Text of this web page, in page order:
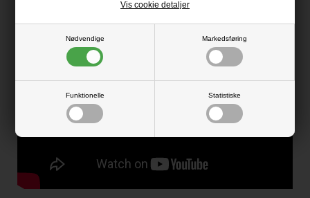
Nødvendige Markedsføring
Funktionelle Statistiske
Vis cookie detaljer